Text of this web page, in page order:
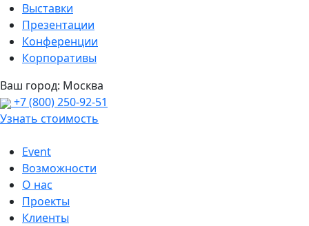
Выставки
Презентации
Конференции
Корпоративы
Ваш город: Москва
+7 (800) 250-92-51
Узнать стоимость
Event
Возможности
О нас
Проекты
Клиенты